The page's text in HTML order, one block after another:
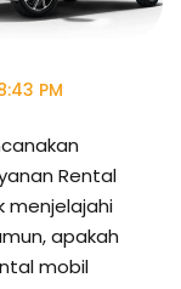
PM
Rental
menjelajahi
apakah
mobil